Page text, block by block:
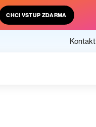
CHCI VSTUP ZDARMA
Kontakt